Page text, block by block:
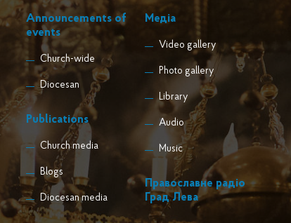
Announcements of
events
Church-wide
Diocesan
Publications
Church media
Blogs
Diocesan media
Медіа
Video gallery
Photo gallery
Library
Audio
Music
Православне радіо
Град Лева